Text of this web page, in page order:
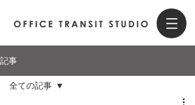
記事
全ての記事